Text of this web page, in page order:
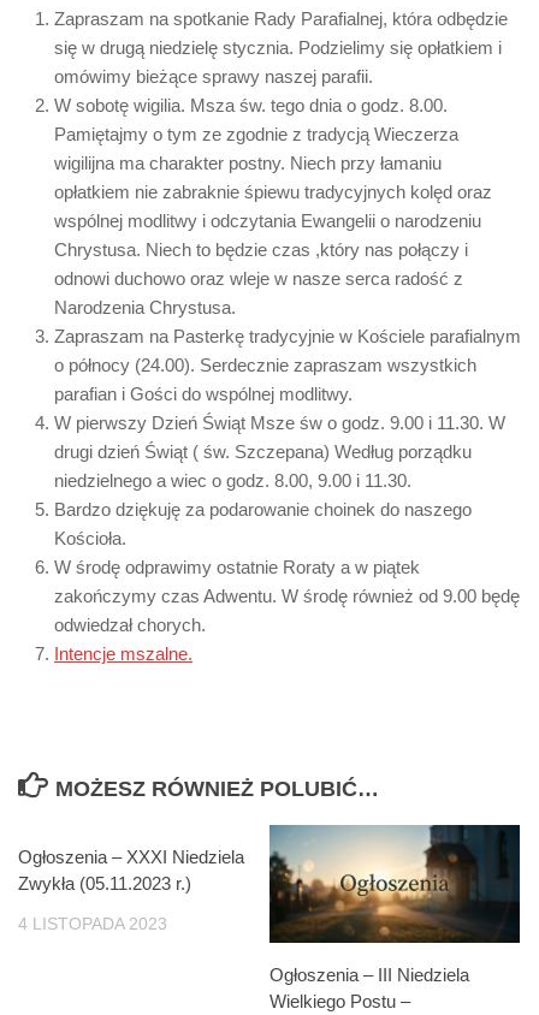
Zapraszam na spotkanie Rady Parafialnej, która odbędzie
się w drugą niedzielę stycznia. Podzielimy się opłatkiem i
omówimy bieżące sprawy naszej parafii.
W sobotę wigilia. Msza św. tego dnia o godz. 8.00.
Pamiętajmy o tym ze zgodnie z tradycją Wieczerza
wigilijna ma charakter postny. Niech przy łamaniu
opłatkiem nie zabraknie śpiewu tradycyjnych kolęd oraz
wspólnej modlitwy i odczytania Ewangelii o narodzeniu
Chrystusa. Niech to będzie czas ,który nas połączy i
odnowi duchowo oraz wleje w nasze serca radość z
Narodzenia Chrystusa.
Zapraszam na Pasterkę tradycyjnie w Kościele parafialnym
o północy (24.00). Serdecznie zapraszam wszystkich
parafian i Gości do wspólnej modlitwy.
W pierwszy Dzień Świąt Msze św o godz. 9.00 i 11.30. W
drugi dzień Świąt ( św. Szczepana) Według porządku
niedzielnego a wiec o godz. 8.00, 9.00 i 11.30.
Bardzo dziękuję za podarowanie choinek do naszego
Kościoła.
W środę odprawimy ostatnie Roraty a w piątek
zakończymy czas Adwentu. W środę również od 9.00 będę
odwiedzał chorych.
Intencje mszalne.
MOŻESZ RÓWNIEŻ POLUBIĆ…
Ogłoszenia – XXXI Niedziela
Zwykła (05.11.2023 r.)
4 LISTOPADA 2023
Ogłoszenia – III Niedziela
Wielkiego Postu –